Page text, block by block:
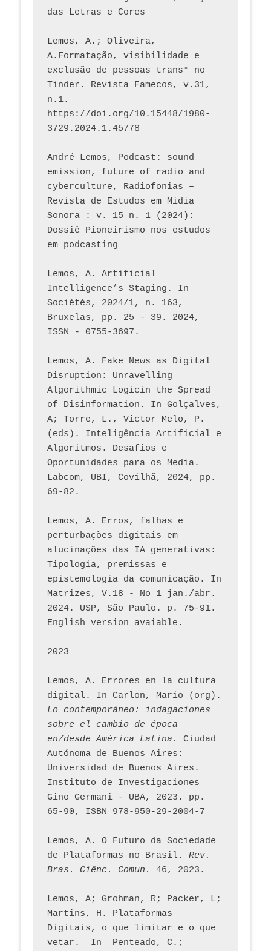
das Letras e Cores
Lemos, A.; Oliveira,
A.Formatação, visibilidade e
exclusão de pessoas trans* no
Tinder. Revista Famecos, v.31,
n.1.
https://doi.org/10.15448/1980-
3729.2024.1.45778
André Lemos, Podcast: sound
emission, future of radio and
cyberculture, Radiofonias –
Revista de Estudos em Mídia
Sonora : v. 15 n. 1 (2024):
Dossiê Pioneirismo nos estudos
em podcasting
Lemos, A. Artificial
Intelligence’s Staging. In
Sociétés, 2024/1, n. 163,
Bruxelas, pp. 25 - 39. 2024,
ISSN - 0755-3697.
Lemos, A. Fake News as Digital
Disruption: Unravelling
Algorithmic Logicin the Spread
of Disinformation. In Golçalves,
A; Torre, L., Victor Melo, P.
(eds). Inteligência Artificial e
Algoritmos. Desafios e
Oportunidades para os Media.
Labcom, UBI, Covilhã, 2024, pp.
69-82.
Lemos, A. Erros, falhas e
perturbações digitais em
alucinações das IA generativas:
Tipologia, premissas e
epistemologia da comunicação. In
Matrizes, V.18 - No 1 jan./abr.
2024. USP, São Paulo. p. 75-91.
English version avaiable.
2023
Lemos, A. Errores en la cultura
Lo contemporáneo: indagaciones
sobre el cambio de época
en/desde América Latina.
Ciudad
Autónoma de Buenos Aires:
Universidad de Buenos Aires.
Instituto de Investigaciones
Gino Germani - UBA, 2023. pp.
65-90, ISBN 978-950-29-2004-7
Lemos, A. O Futuro da Sociedade
de Plataformas no Brasil. Rev.
Bras. Ciênc. Comun.
Lemos, A; Grohman, R; Packer, L;
Martins, H. Plataformas
Digitais, o que limitar e o que
vetar.  In  Penteado, C.;